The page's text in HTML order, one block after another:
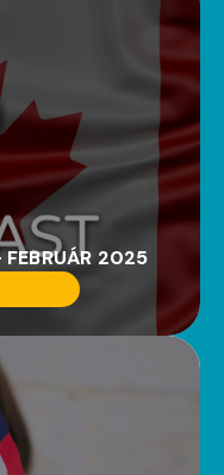
FEBRUÁR 2025